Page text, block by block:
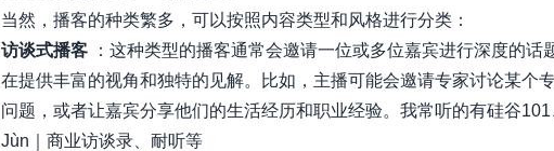
当然，播客的种类繁多，可以按照内容类型和风格进行分类：
访谈式播客：这种类型的播客通常会邀请一位或多位嘉宾进行深度的话
在提供丰富的视角和独特的见解。比如，主播可能会邀请专家讨论某个
问题，或者让嘉宾分享他们的生活经历和职业经验。我常听的有硅谷
Jùn｜商业访谈录、耐听等